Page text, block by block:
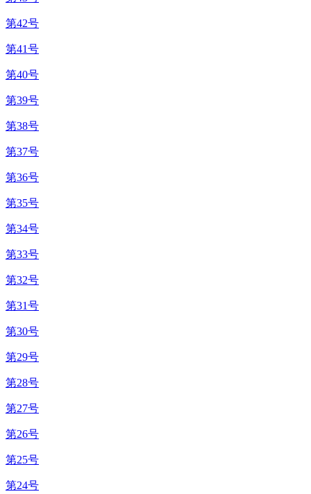
第42号
第41号
第40号
第39号
第38号
第37号
第36号
第35号
第34号
第33号
第32号
第31号
第30号
第29号
第28号
第27号
第26号
第25号
第24号